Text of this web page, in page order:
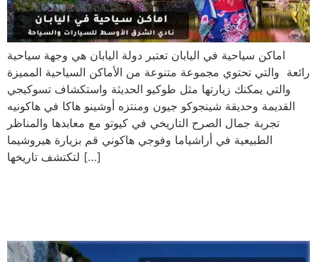
اماكن سياحية في اليابان تعتبر دولة اليابان هي وجهة سياحية
رائعة والتي تحتوي مجموعة متنوعة من الأماكن السياحية المميزة
والتي يمكنك زيارتها مثل طوكيو الحديثة واستكشاف تسوكيجي
القديمة وحديقة شينجوكو جيون ومنتزه أوشينو هاكا في هاكونيه
تجربة جمال الصرح التاريخي في كيوتو مع معابدها والمناظر
الطبيعية في أراشياما وفوجي هاكوني قم بزيارة هيروشيما
لتكتشف تاريخها […]